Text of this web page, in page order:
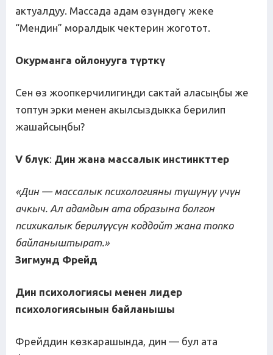
актуалдуу. Массада адам өзүндөгү жеке
“Мендин” моралдык чектерин жоготот.
Окурманга ойлонууга түрткү
Сен өз жоопкерчилигиңди сактай аласыңбы же
топтун эрки менен акылсыздыкка берилип
жашайсыңбы?
V блүк: Дин жана массалык инстинкттер
«Дин — массалык психологияны түшүнүү үчүн
ачкыч. Ал адамдын ата образына болгон
психикалык берилүүсүн коддойт жана топко
байланыштырат.»
Зигмунд Фрейд
Дин психологиясы менен лидер
психологиясынын байланышы
Фрейддин көзкарашында, дин — бул ата